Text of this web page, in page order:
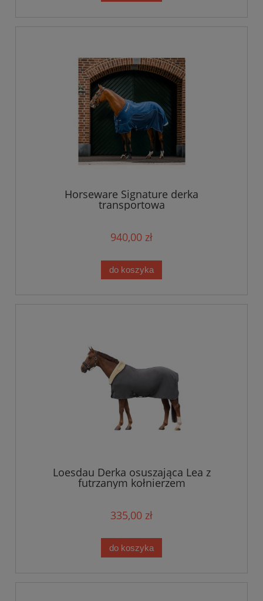
Horseware Signature derka
transportowa
940,00 zł
do koszyka
Loesdau Derka osuszająca Lea z
futrzanym kołnierzem
335,00 zł
do koszyka